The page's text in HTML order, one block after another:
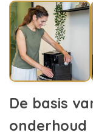
De basis
onderhoud